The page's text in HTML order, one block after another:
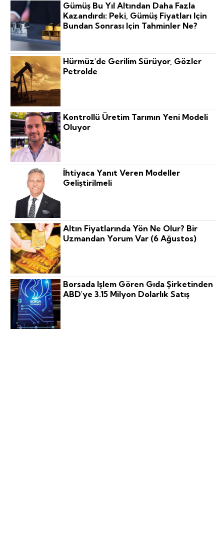
Gümüş Bu Yıl Altından Daha Fazla
Kazandırdı: Peki, Gümüş Fiyatları Için
Bundan Sonrası Için Tahminler Ne?
Hürmüz'de Gerilim Sürüyor, Gözler
Petrolde
Kontrollü Üretim Tarımın Yeni Modeli
Oluyor
İhtiyaca Yanıt Veren Modeller
Geliştirilmeli
Altın Fiyatlarında Yön Ne Olur? Bir
Uzmandan Yorum Var (6 Ağustos)
Borsada Işlem Gören Gıda Şirketinden
ABD'ye 3.15 Milyon Dolarlık Satış